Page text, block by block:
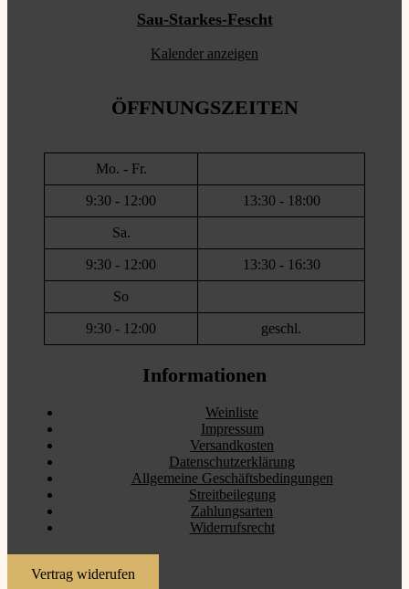
Sau-Starkes-Fescht
Kalender anzeigen
ÖFFNUNGSZEITEN
Mo. - Fr.
9:30 - 12:00 13:30 - 18:00
Sa.
9:30 - 12:00 13:30 - 16:30
So
9:30 - 12:00 geschl.
Informationen
Weinliste
Impressum
Versandkosten
Datenschutzerklärung
Allgemeine Geschäftsbedingungen
Streitbeilegung
Zahlungsarten
Widerrufsrecht
Vertrag widerufen